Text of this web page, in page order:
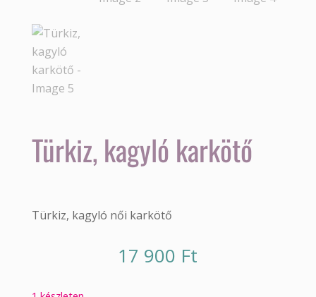
Türkiz, kagyló karkötő
Türkiz, kagyló női karkötő
17 900 Ft